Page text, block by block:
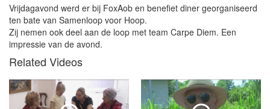
Vrijdagavond werd er bij FoxAob en benefiet diner georganiseerd
ten bate van Samenloop voor Hoop.
Zij nemen ook deel aan de loop met team Carpe Diem. Een
impressie van de avond.
Related Videos